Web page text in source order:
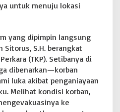
untuk menuju lokasi
yang dipimpin langsung
Sitorus, S.H. berangkat
(TKP). Setibanya di
dibenarkan—korban
luka akibat penganiayaan
Melihat kondisi korban,
ke